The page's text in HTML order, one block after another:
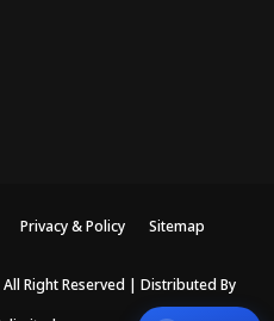
Privacy & Policy Sitemap
All Right Reserved | Distributed By